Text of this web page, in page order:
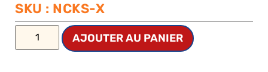
SKU : NCKS-X
AJOUTER AU PANIER